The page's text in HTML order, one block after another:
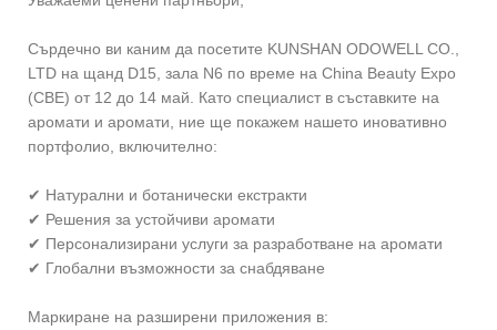
Сърдечно ви каним да посетите KUNSHAN ODOWELL CO.,
LTD на щанд D15, зала N6 по време на China Beauty Expo
(CBE) от 12 до 14 май. Като специалист в съставките на
аромати и аромати, ние ще покажем нашето иновативно
портфолио, включително:
✔ Натурални и ботанически екстракти
✔ Решения за устойчиви аромати
✔ Персонализирани услуги за разработване на аромати
✔ Глобални възможности за снабдяване
Маркиране на разширени приложения в: